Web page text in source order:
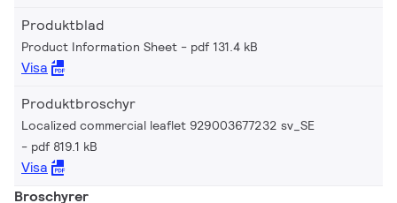
Produktblad
Product Information Sheet pdf 131.4 kB
Visa
Produktbroschyr
Localized commercial leaflet 929003677232 sv_SE
pdf 819.1 kB
Visa
Broschyrer